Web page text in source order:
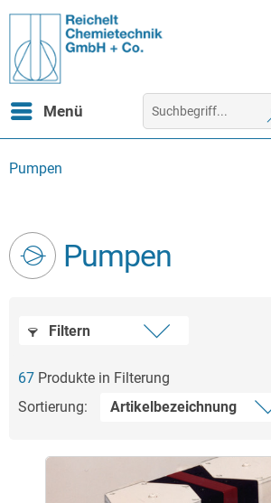
Menü
Pumpen
Pumpen
Filtern
67 Produkte in Filterung
Sortierung: